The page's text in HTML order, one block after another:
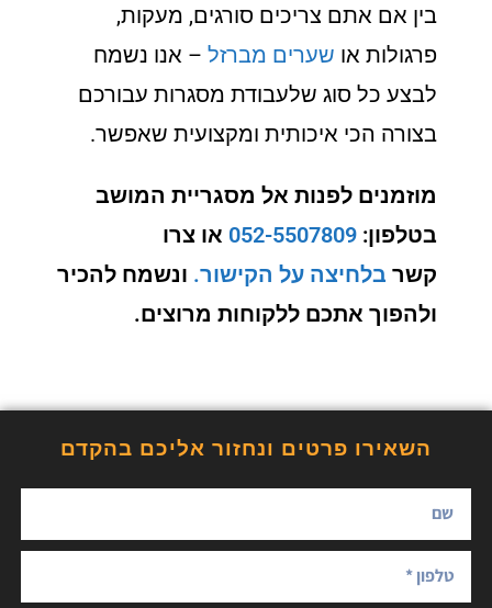
בין אם אתם צריכים סורגים, מעקות,
פרגולות או שערים מברזל – אנו נשמח
לבצע כל סוג שלעבודת מסגרות עבורכם
בצורה הכי איכותית ומקצועית שאפשר.
מוזמנים לפנות אל מסגריית המושב
בטלפון: 052-5507809 או צרו
קשר בלחיצה על הקישור. ונשמח להכיר
ולהפוך אתכם ללקוחות מרוצים.
השאירו פרטים ונחזור אליכם בהקדם